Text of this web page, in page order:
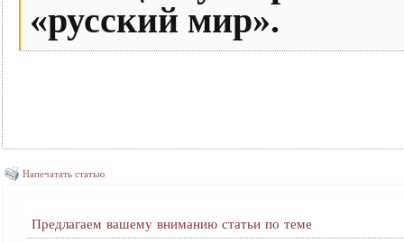
«русский мир».
Напечатать статью
Предлагаем вашему вниманию статьи по теме